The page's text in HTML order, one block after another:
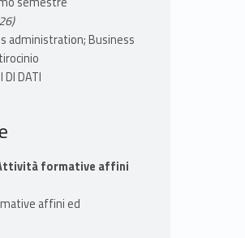
administration; Business
DATI
formative affini
affini ed